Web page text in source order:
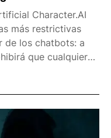
Character.AI
más restrictivas
de los chatbots: a
que cualquier
conversaciones